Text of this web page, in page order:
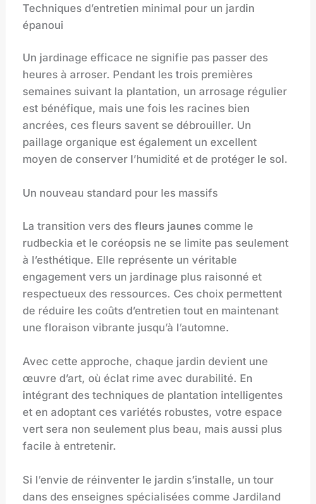
Techniques d’entretien minimal pour un jardin
épanoui
Un jardinage efficace ne signifie pas passer des
heures à arroser. Pendant les trois premières
semaines suivant la plantation, un arrosage régulier
est bénéfique, mais une fois les racines bien
ancrées, ces fleurs savent se débrouiller. Un
paillage organique est également un excellent
moyen de conserver l’humidité et de protéger le sol.
Un nouveau standard pour les massifs
La transition vers desfleurs jaunes comme le
rudbeckia et le coréopsis ne se limite pas seulement
à l’esthétique. Elle représente un véritable
engagement vers un jardinage plus raisonné et
respectueux des ressources. Ces choix permettent
de réduire les coûts d’entretien tout en maintenant
une floraison vibrante jusqu’à l’automne.
Avec cette approche, chaque jardin devient une
œuvre d’art, où éclat rime avec durabilité. En
intégrant des techniques de plantation intelligentes
et en adoptant ces variétés robustes, votre espace
vert sera non seulement plus beau, mais aussi plus
facile à entretenir.
Si l’envie de réinventer le jardin s’installe, un tour
dans des enseignes spécialisées comme Jardiland